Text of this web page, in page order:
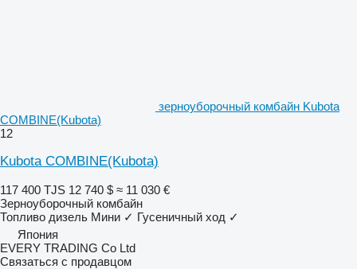
зерноуборочный комбайн Kubota
COMBINE(Kubota)
12
Kubota COMBINE(Kubota)
117 400 TJS 12 740 $ ≈ 11 030 €
Зерноуборочный комбайн
Топливо дизель Мини ✓ Гусеничный ход ✓
Япония
EVERY TRADING Co Ltd
Связаться с продавцом